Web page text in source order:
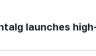
launches